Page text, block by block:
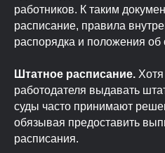
работников. К таким
расписание, правила
распорядка и положения об
Штатное расписание.
работодателя выдавать
суды часто принимают
обязывая предоставить
расписания.